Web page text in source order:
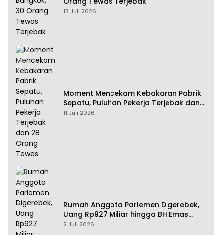
13 Juli 2026
Moment Mencekam Kebakaran Pabrik
Sepatu, Puluhan Pekerja Terjebak dan
28 Orang Tewas
11 Juli 2026
Rumah Anggota Parlemen Digerebek,
Uang Rp927 Miliar hingga BH Emas
Disita
2 Juli 2026